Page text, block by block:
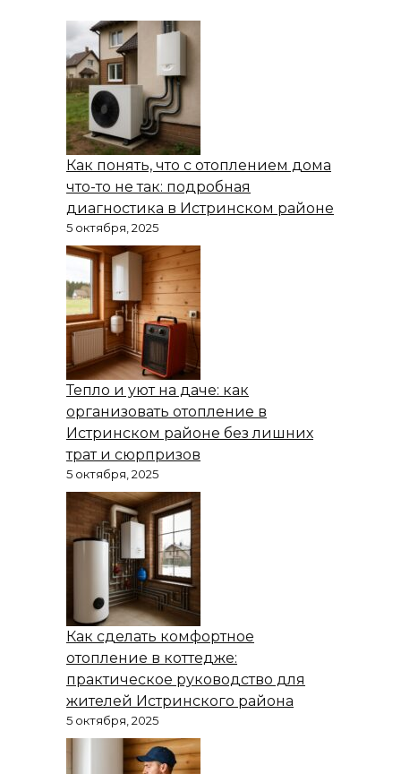
Как понять, что с отоплением дома
что-то не так: подробная
диагностика в Истринском районе
5 октября, 2025
Тепло и уют на даче: как
организовать отопление в
Истринском районе без лишних
трат и сюрпризов
5 октября, 2025
Как сделать комфортное
отопление в коттедже:
практическое руководство для
жителей Истринского района
5 октября, 2025